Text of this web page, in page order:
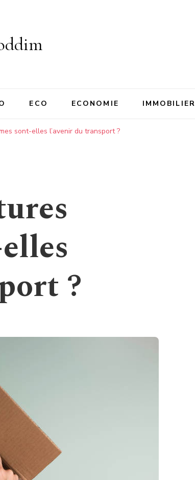
ECO ECONOMIE IMMOBILIER
sont-elles l’avenir du transport ?
?